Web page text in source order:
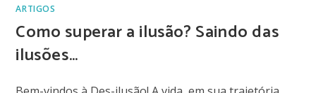
ARTIGOS
Como superar a ilusão? Saindo das
ilusões…